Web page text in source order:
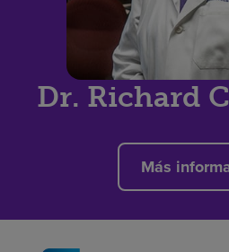
Dr. Richard
Más